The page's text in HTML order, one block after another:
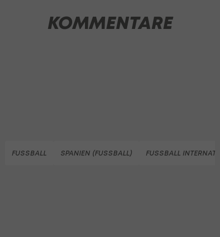
KOMMENTARE
FUSSBALL SPANIEN (FUSSBALL) FUSSBALL